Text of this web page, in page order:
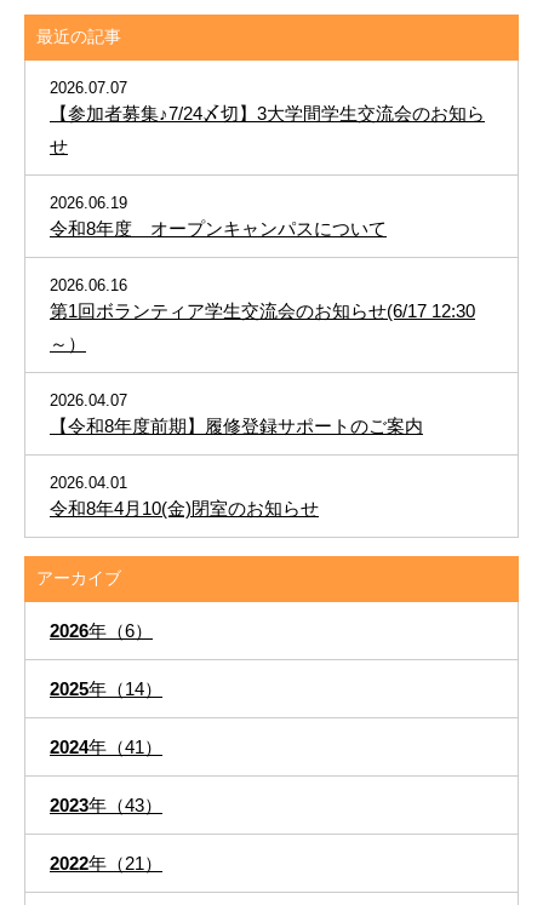
最近の記事
2026.07.07
【参加者募集♪7/24〆切】3大学間学生交流会のお知ら
せ
2026.06.19
令和8年度 オープンキャンパスについて
2026.06.16
第1回ボランティア学生交流会のお知らせ(6/17 12:30
～）
2026.04.07
【令和8年度前期】履修登録サポートのご案内
2026.04.01
令和8年4月10(金)閉室のお知らせ
アーカイブ
2026年（6）
2025年（14）
2024年（41）
2023年（43）
2022年（21）